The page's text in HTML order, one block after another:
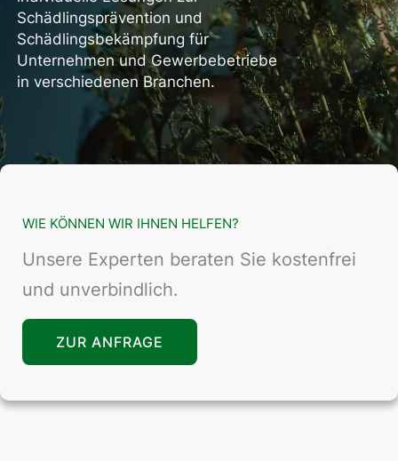
Schädlingsprävention und
Schädlingsbekämpfung für
Unternehmen und Gewerbebetriebe
in verschiedenen Branchen.
WIE KÖNNEN WIR IHNEN HELFEN?
Unsere Experten beraten Sie kostenfrei
und unverbindlich.
ZUR ANFRAGE